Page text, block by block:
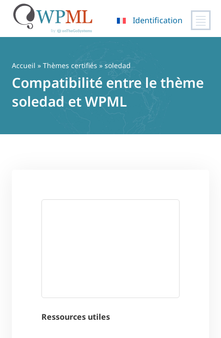
contenu
Identification
Accueil » Thèmes certifiés » soledad
Compatibilité entre le thème
soledad et WPML
Ressources utiles